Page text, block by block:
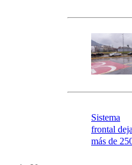
Carahue
río Damas:
activa
mensajería
SAE
Sistema
frontal deja
más de